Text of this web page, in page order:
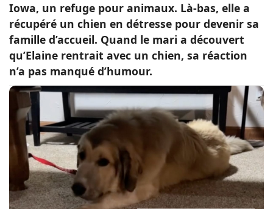
Conso
Iowa, un refuge pour animaux. Là-bas, elle a
récupéré un chien en détresse pour devenir sa
famille d’accueil. Quand le mari a découvert
qu’Elaine rentrait avec un chien, sa réaction
n’a pas manqué d’humour.